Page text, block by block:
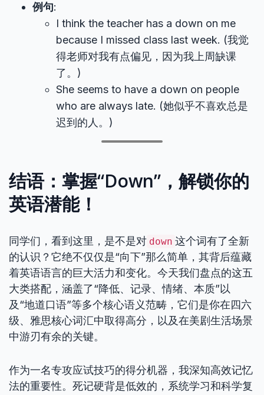
例句:
I think the teacher has a down on me
because I missed class last week. (我觉
得老师对我有点偏见，因为我上周缺课
了。)
She seems to have a down on people
who are always late. (她似乎不喜欢总是
迟到的人。)
结语：掌握“Down”，解锁你的
英语潜能！
同学们，看到这里，是不是对 down 这个词有了全新
的认识？它绝不仅仅是“向下”那么简单，其背后蕴藏
着英语语言的巨大活力和变化。今天我们盘点的这五
大类搭配，涵盖了“降低、记录、情绪、本质”以
及“地道口语”等多个核心语义范畴，它们是你在四六
级、雅思核心词汇中取得高分，以及在美剧生活场景
中游刃有余的关键。
作为一名专攻应试技巧的得分机器，我深知高效记忆
法的重要性。死记硬背是低效的，系统学习和科学复